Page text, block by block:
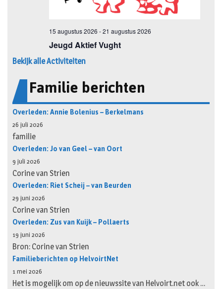
Bekijk alle Activiteiten
Familie berichten
Overleden: Annie Bolenius – Berkelmans
26 juli 2026
familie
Overleden: Jo van Geel – van Oort
9 juli 2026
Corine van Strien
Overleden: Riet Scheij – van Beurden
29 juni 2026
Corine van Strien
Overleden: Zus van Kuijk – Pollaerts
19 juni 2026
Bron: Corine van Strien
Familieberichten op HelvoirtNet
1 mei 2026
Het is mogelijk om op de nieuwssite van Helvoirt.net ook …